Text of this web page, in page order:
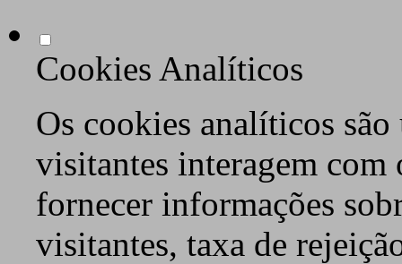
Cookies Analíticos
Os cookies analíticos são
visitantes interagem com
fornecer informações
visitantes, taxa de